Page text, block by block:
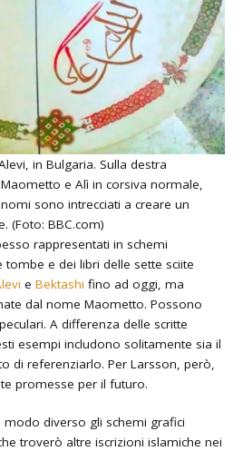
in Bulgaria. Sulla destra
e Alì in corsiva normale,
sono intrecciati a creare un
(Foto: BBC.com)
rappresentati in schemi
tombe e dei libri delle sette sciite
eBektashi fino ad oggi, ma
dal nome Maometto. Possono
A differenza delle scritte
esempi includono solitamente sia il
di referenziarlo. Per Larsson, però,
promesse per il futuro.
modo diverso gli schemi grafici
troverò altre iscrizioni islamiche nei